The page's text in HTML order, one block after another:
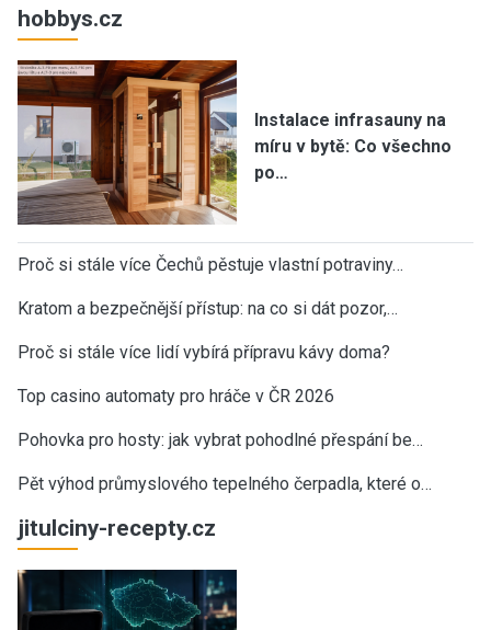
hobbys.cz
Instalace infrasauny na
míru v bytě: Co všechno
po…
Proč si stále více Čechů pěstuje vlastní potraviny…
Kratom a bezpečnější přístup: na co si dát pozor,…
Proč si stále více lidí vybírá přípravu kávy doma?
Top casino automaty pro hráče v ČR 2026
Pohovka pro hosty: jak vybrat pohodlné přespání be…
Pět výhod průmyslového tepelného čerpadla, které o…
jitulciny-recepty.cz